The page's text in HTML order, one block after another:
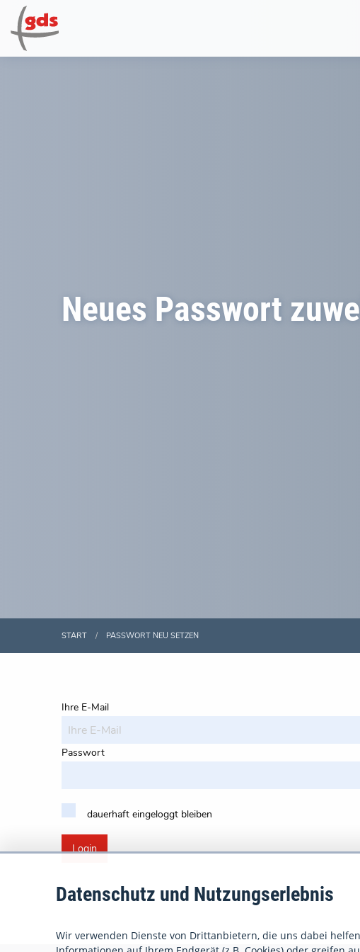
Neues Passwort
START PASSWORT NEU SETZEN
Ihre E-Mail
Passwort
dauerhaft eingeloggt bleiben
Login
Datenschutz und Nutzungserlebnis
Wir verwenden Dienste von Drittanbietern, die uns dabei